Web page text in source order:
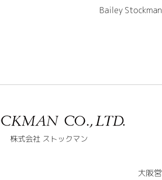
Bailey Stockman
株式会社 ストックマン
大阪